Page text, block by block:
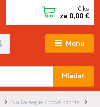
Menu
Hľadať
0 ks
za 0,00 €
Najlacnejšie krbové kachle